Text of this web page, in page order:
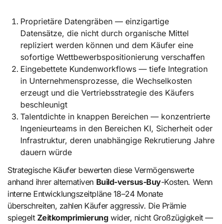
Proprietäre Datengräben — einzigartige
Datensätze, die nicht durch organische Mittel
repliziert werden können und dem Käufer eine
sofortige Wettbewerbspositionierung verschaffen
Eingebettete Kundenworkflows — tiefe Integration
in Unternehmensprozesse, die Wechselkosten
erzeugt und die Vertriebsstrategie des Käufers
beschleunigt
Talentdichte in knappen Bereichen — konzentrierte
Ingenieurteams in den Bereichen KI, Sicherheit oder
Infrastruktur, deren unabhängige Rekrutierung Jahre
dauern würde
Strategische Käufer bewerten diese Vermögenswerte
anhand ihrer alternativen Build-versus-Buy-Kosten. Wenn
interne Entwicklungszeitpläne 18–24 Monate
überschreiten, zahlen Käufer aggressiv. Die Prämie
spiegelt Zeitkomprimierungwider, nicht Großzügigkeit —